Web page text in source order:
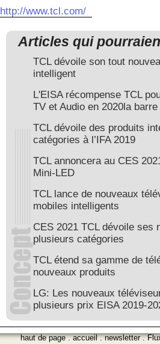
http://www.tcl.com/
Articles qui
TCL dévoile son tout
intelligent
L'EISA récompense TCL
TV et Audio en 2020la
TCL dévoile des produits
catégories à l’IFA 2019
TCL annoncera au CES
Mini-LED
TCL lance de nouveaux
mobiles intelligents
CES 2021 TCL dévoile ses
plusieurs catégories
TCL étend sa gamme de
nouveaux produits
LG: Les nouveaux
plusieurs prix EISA 2019-
haut de page.accueil.newsletter.